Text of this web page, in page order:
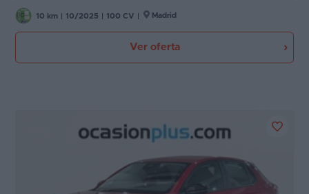
10 km 10/2025 100 CV Madrid
Ver oferta